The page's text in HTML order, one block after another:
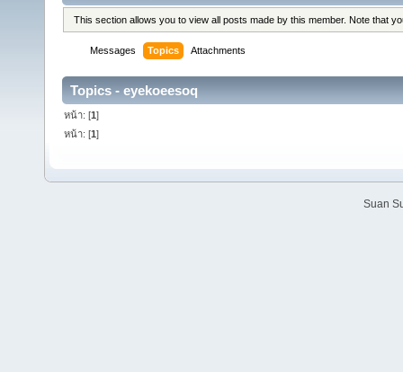
This section allows you to view all posts made by this member. Note that
Messages Topics Attachments
Topics - eyekoeesoq
หน้า: [1]
หน้า: [1]
Suan